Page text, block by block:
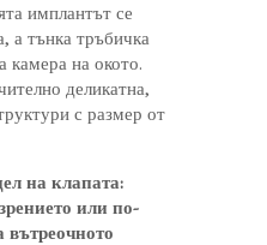
имплантът се
а тънка тръбичка
камера на окото.
деликатна,
с размер от
на клапата:
или по-
вътреочното